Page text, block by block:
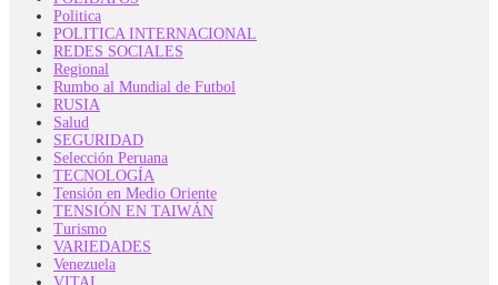
Politica
POLITICA INTERNACIONAL
REDES SOCIALES
Regional
Rumbo al Mundial de Futbol
RUSIA
Salud
SEGURIDAD
Selección Peruana
TECNOLOGÍA
Tensión en Medio Oriente
TENSIÓN EN TAIWÁN
Turismo
VARIEDADES
Venezuela